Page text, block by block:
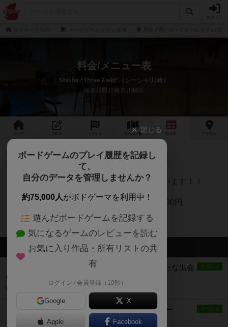
料金/メニュー表
Shisha “Three Field”（シーシャ/川崎）
神奈川県川崎市川崎区
ゲーム 一覧 料金 表 アクセス
シーシャ1台2,300円＋ワンドリンク500円〜
※水とコーヒー・紅茶は飲み放題となっています！！
お二人でシーシャをシェアされる場合＋1,000円
最新のお知らせ
イベント
【4/11（日）、4/25（日）】ボードゲームで新たな出会
いを
2021年4月6日 16時14分の投稿
イベント
【3/27（土）】シーシャを吸いながらボードゲー
閉じる
ボードゲームのプレイ履歴を記録し
て、
自分のデータを管理しませんか？
約75,000人がボドゲーマを利用中！
遊んだボードゲームを記録する
気になるゲームのレビューを読む
お気に入り作品・所有リストの共
有
ログイン / 会員登録（10秒）
Google X
Apple Facebook